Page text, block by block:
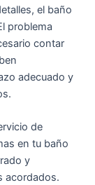
el baño
problema
contar
adecuado y
de
en tu baño
y
acordados.